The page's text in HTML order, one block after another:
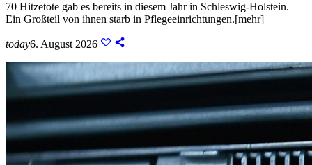
70 Hitzetote gab es bereits in diesem Jahr in Schleswig-Holstein.
Ein Großteil von ihnen starb in Pflegeeinrichtungen.[mehr]
today6. August 2026